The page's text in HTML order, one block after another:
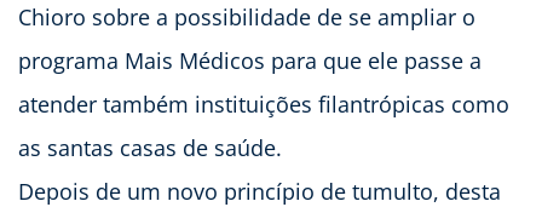
Chioro sobre a possibilidade de se ampliar o
programa Mais Médicos para que ele passe a
atender também instituições filantrópicas como
as santas casas de saúde.
Depois de um novo princípio de tumulto, desta